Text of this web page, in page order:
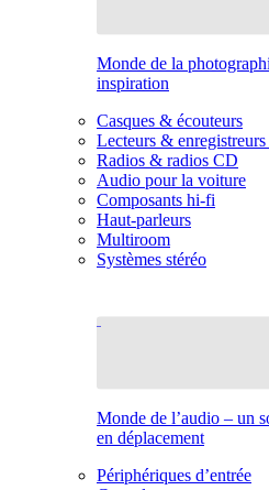
Monde de la
inspiration
Casques & écouteurs
Lecteurs &
Radios & radios CD
Audio pour la voiture
Composants hi-fi
Haut-parleurs
Multiroom
Systèmes stéréo
Monde de l’audio – un
en déplacement
Périphériques d’entrée